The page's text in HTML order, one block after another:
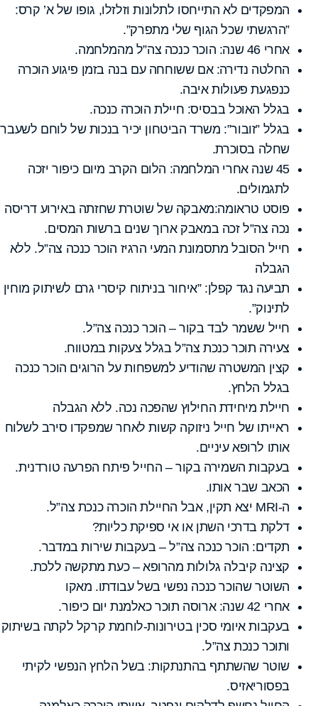
המפקדים לא התייחסו לתלונות וזלזלו, גופו של א’ קרס:
”הרגשתי שכל הגוף שלי מתפרק”.
אחרי 46 שנה: הוכר כנכה צה”ל מהמלחמה.
החלטה נדירה: אם ששוחחה עם בנה בזמן פיגוע הוכרה
כנפגעת פעולות איבה.
בגלל האוכל בבסיס: חיילת הוכרה כנכה.
בגלל ”זובור”: משרד הביטחון יכיר בנכות של לוחם לשעבר
שחלה בסוכרת.
45 שנה אחרי המלחמה: הלום הקרב מיום כיפור יזכה
לתגמולים.
פוסט טראומה:מאבקה של שוטרת שחזתה באירוע דריסה
נכה צה”ל זכה במאבק ארוך שנים ברשות המסים.
חייל הסובל מתסמונת המעי הרגיז הוכר כנכה צה”ל. ללא
הגבלה
תביעה נגד קפלן: ”איחור בניתוח קיסרי גרם לשיתוק מוחין
לתינוק”.
חייל ששמר לבד בקור – הוכר כנכה צה”ל.
צעירה תוכר כנכת צה”ל בגלל צעקות במטווח.
קצין המשטרה שהודיע למשפחות על הרוגים הוכר כנכה
בגלל הלחץ.
חיילת מיחידת החילוץ שהפכה נכה. ללא הגבלה
ראייתו של חייל ניזוקה קשות לאחר שמפקדו סירב לשלוח
אותו לרופא עיניים.
בעקבות השמירה בקור – החייל פיתח הפרעה טורדנית.
הכאב שבר אותו.
ה-MRI יצא תקין, אבל החיילת הוכרה כנכת צה”ל.
דלקת בדרכי השתן או אי ספיקת כליות?
תקדים: הוכר כנכה צה”ל – בעקבות שירות במדבר.
קצינה קיבלה גלולות מהרופא – כעת מתקשה ללכת.
השוטר שהוכר כנכה נפשי בשל עבודתו. מאקו
אחרי 42 שנה: ארוסה תוכר כאלמנת יום כיפור.
בעקבות איומי סכין בטירונות-לוחמת קרקל לקתה בשיתוק
ותוכר כנכת צה”ל.
שוטר שהשתתף בהתנתקות: בשל הלחץ הנפשי לקיתי
בפסוריאזיס.